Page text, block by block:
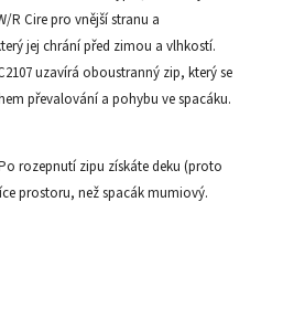
R Cire pro vnější stranu a
jej chrání před zimou a vlhkostí.
uzavírá oboustranný zip, který se
převalování a pohybu ve spacáku.
rozepnutí zipu získáte deku (proto
prostoru, než spacák mumiový.